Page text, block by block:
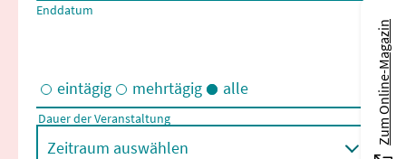
Enddatum
Eintägige und/oder mehrtägige Veranstaltungen
eintägig mehrtägig alle
Dauer der Veranstaltung
Zeitraum auswählen
Zum Online-Magazin